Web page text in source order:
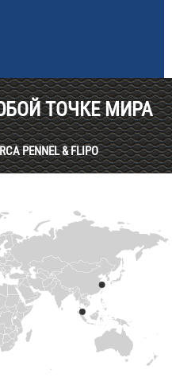
ТОЧКЕ МИРА
PENNEL & FLIPO